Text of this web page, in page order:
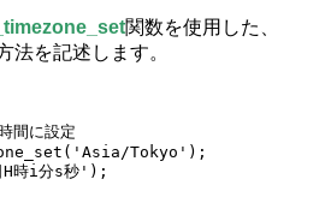
関数を使用した、
法を記述します。
間に設定
Tokyo');
H時i分s秒');